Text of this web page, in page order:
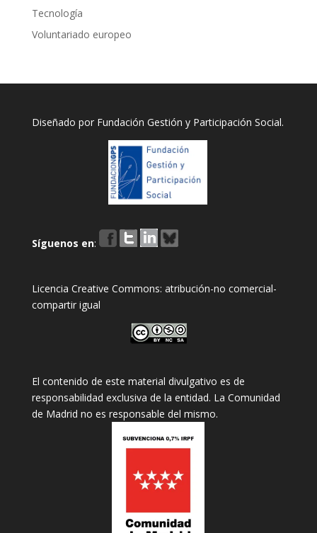
Tecnología
Voluntariado europeo
Diseñado por Fundación Gestión y Participación Social.
Síguenos en:
Licencia Creative Commons: atribución-no comercial-
compartir igual
El contenido de este material divulgativo es de
responsabilidad exclusiva de la entidad. La Comunidad
de Madrid no es responsable del mismo.